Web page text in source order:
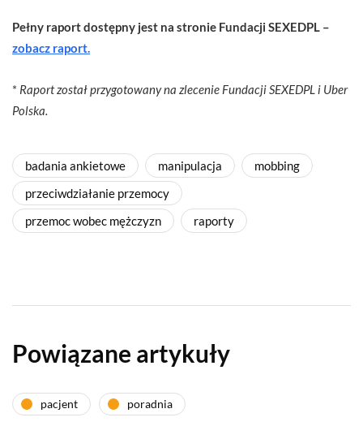
Pełny raport dostępny jest na stronie Fundacji SEXEDPL –
zobacz raport.
* Raportzostałprzygotowany na zlecenie Fundacji SEXEDPL i Uber
Polska.
badania ankietowe manipulacja
mobbing
przeciwdziałanie przemocy
przemoc wobec mężczyzn
raporty
Powiązane artykuły
pacjent poradnia